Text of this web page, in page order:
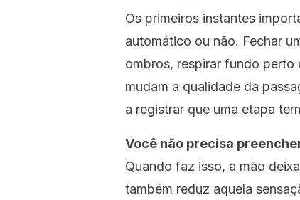
Os primeiros instantes
automático ou não. Fechar
ombros, respirar fundo perto
mudam a qualidade da
a registrar que uma etapa
Você não precisa
Quando faz isso, a mão
também reduz aquela